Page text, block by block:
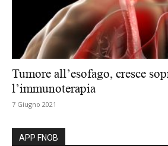
Tumore all’esofago, cresce
l’immunoterapia
7 Giugno 2021
APP FNOB